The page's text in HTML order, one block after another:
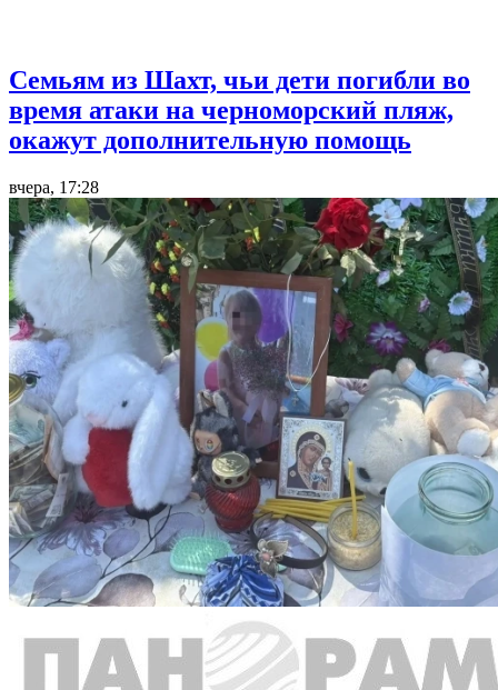
Семьям из Шахт, чьи дети погибли во
время атаки на черноморский пляж,
окажут дополнительную помощь
вчера, 17:28